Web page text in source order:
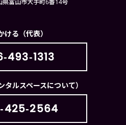
ける（代表）
493-1313
ルスペースについて）
425-2564